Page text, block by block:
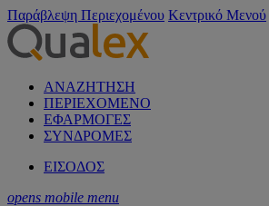
Παράβλεψη Περιεχομένου Κεντρικό Μενού
ΑΝΑΖΗΤΗΣΗ
ΠΕΡΙΕΧΟΜΕΝΟ
ΕΦΑΡΜΟΓΕΣ
ΣΥΝΔΡΟΜΕΣ
ΕΙΣΟΔΟΣ
opens mobile menu